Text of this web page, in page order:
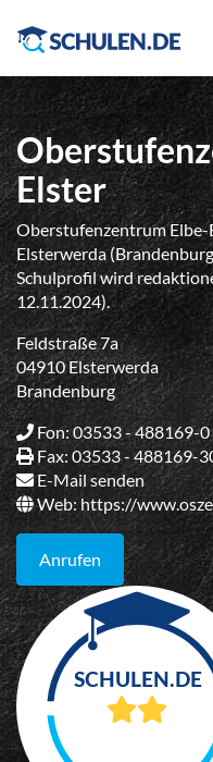
Elster
Oberstufenzentrum
Elsterwerda
Schulprofil wird
12.11.2024).
Feldstraße 7a
04910 Elsterwerda
Brandenburg
Fon: 03533 - 488169-0
Fax: 03533 - 488169-
E-Mail senden
Web:https://
Anrufen